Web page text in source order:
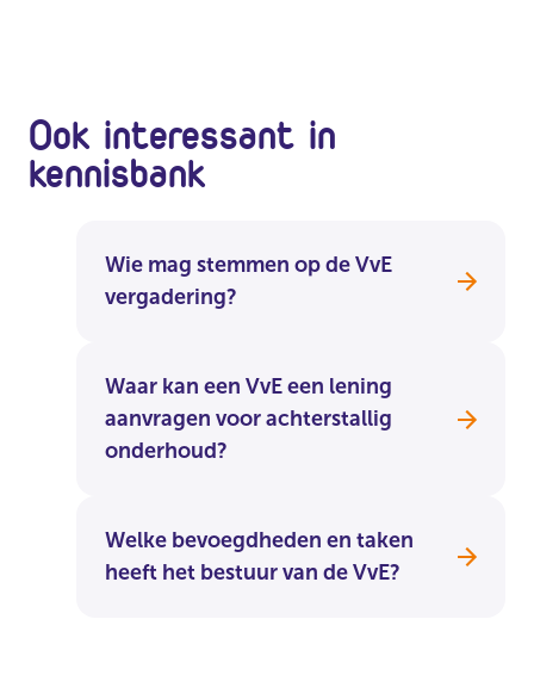
Ook interessant in
kennisbank
Wie mag stemmen op de VvE
vergadering?
Waar kan een VvE een lening
aanvragen voor achterstallig
onderhoud?
Welke bevoegdheden en taken
heeft het bestuur van de VvE?